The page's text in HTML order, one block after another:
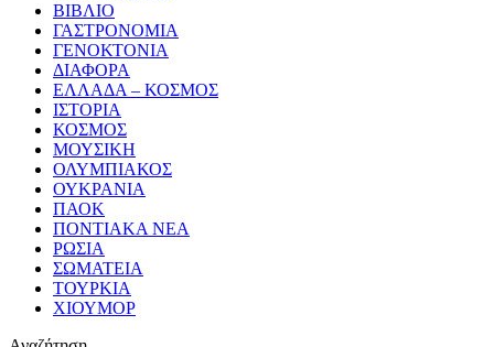
ΒΙΒΛΙΟ
ΓΑΣΤΡΟΝΟΜΙΑ
ΓΕΝΟΚΤΟΝΙΑ
ΔΙΑΦΟΡΑ
ΕΛΛΑΔΑ – ΚΟΣΜΟΣ
ΙΣΤΟΡΙΑ
ΚΟΣΜΟΣ
ΜΟΥΣΙΚΗ
ΟΛΥΜΠΙΑΚΟΣ
ΟΥΚΡΑΝΙΑ
ΠΑΟΚ
ΠΟΝΤΙΑΚΑ ΝΕΑ
ΡΩΣΙΑ
ΣΩΜΑΤΕΙΑ
ΤΟΥΡΚΙΑ
ΧΙΟΥΜΟΡ